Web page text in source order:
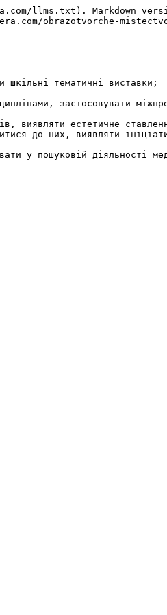
llms.txt). Markdown
obrazotvorche-
шкільні тематичні виставки;
застосовувати
виявляти естетичне
до них, виявляти
у пошуковій діяльності